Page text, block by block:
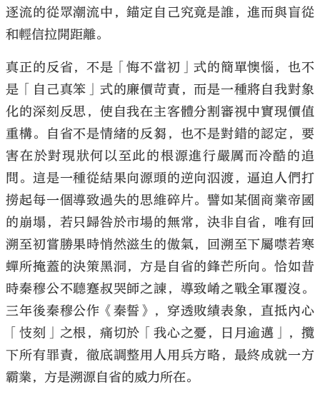
逐流的從眾潮流中，錨定自己究竟是誰，進而與盲從
和輕信拉開距離。
真正的反省，不是「悔不當初」式的簡單懊惱，也不
是「自己真笨」式的廉價苛責，而是一種將自我對象
化的深刻反思，使自我在主客體分割審視中實現價值
重構。自省不是情緒的反芻，也不是對錯的認定，要
害在於對現狀何以至此的根源進行嚴厲而冷酷的追
問。這是一種從結果向源頭的逆向泅渡，逼迫人們打
撈起每一個導致過失的思維碎片。譬如某個商業帝國
的崩塌，若只歸咎於市場的無常，決非自省，唯有回
溯至初嘗勝果時悄然滋生的傲氣，回溯至下屬噤若寒
蟬所掩蓋的決策黑洞，方是自省的鋒芒所向。恰如昔
時秦穆公不聽蹇叔哭師之諫，導致崤之戰全軍覆沒。
三年後秦穆公作《秦誓》，穿透敗績表象，直抵內心
「忮刻」之根，痛切於「我心之憂，日月逾邁」，攬
下所有罪責，徹底調整用人用兵方略，最終成就一方
霸業，方是溯源自省的威力所在。